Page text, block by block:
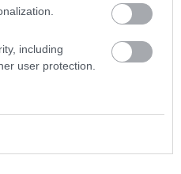
including
user protection.
Egri